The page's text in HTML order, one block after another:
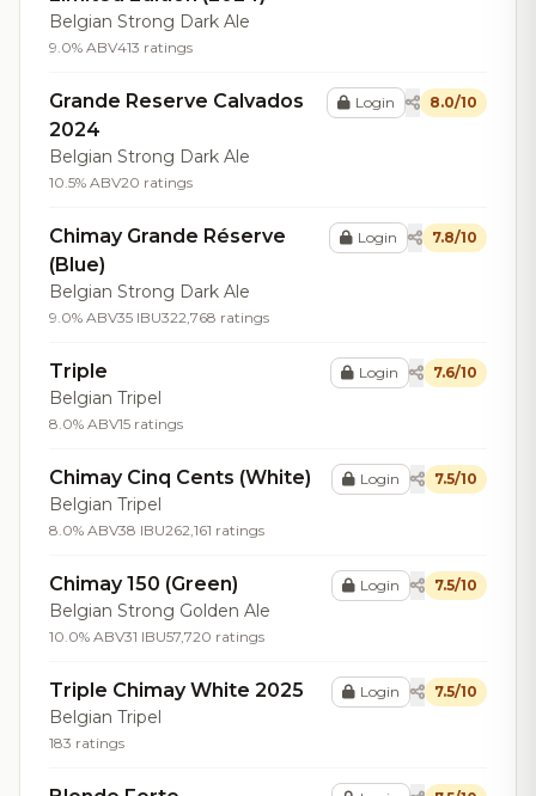
Belgian Strong Dark Ale
9.0% ABV413 ratings
Grande Reserve Calvados
2024
Belgian Strong Dark Ale
10.5% ABV20 ratings
Login 8.0/10
Chimay Grande Réserve
(Blue)
Belgian Strong Dark Ale
9.0% ABV35 IBU322,768 ratings
Login 7.8/10
Triple
Belgian Tripel
8.0% ABV15 ratings
Login 7.6/10
Chimay Cinq Cents (White)
Belgian Tripel
8.0% ABV38 IBU262,161 ratings
Login 7.5/10
Chimay 150 (Green)
Belgian Strong Golden Ale
10.0% ABV31 IBU57,720 ratings
Login 7.5/10
Triple Chimay White 2025
Belgian Tripel
183 ratings
Login 7.5/10